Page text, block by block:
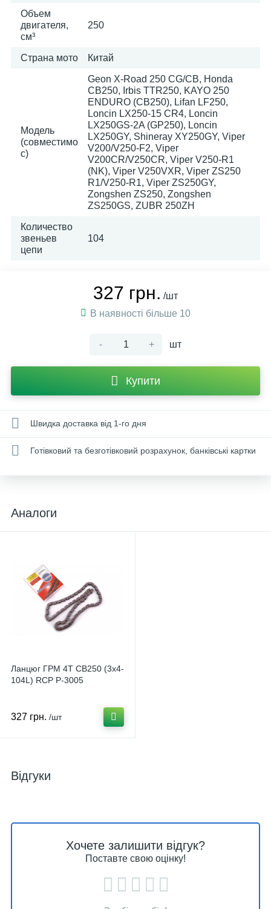
Объем
двигателя,
см³
250
Страна мото Китай
Модель
(совместимо
с)
Geon X-Road 250 CG/CB, Honda
CB250, Irbis TTR250, KAYO 250
ENDURO (CB250), Lifan LF250,
Loncin LX250-15 CR4, Loncin
LX250GS-2A (GP250), Loncin
LX250GY, Shineray XY250GY, Viper
V200/V250-F2, Viper
V200CR/V250CR, Viper V250-R1
(NK), Viper V250VXR, Viper ZS250
R1/V250-R1, Viper ZS250GY,
Zongshen ZS250, Zongshen
ZS250GS, ZUBR 250ZH
Количество
звеньев
цепи
104
327 грн. /шт
В наявності більше 10
- + шт
Купити
Швидка доставка від 1-го дня
Готівковий та безготівковий розрахунок, банківські картки
Аналоги
Ланцюг ГРМ 4T CB250 (3x4-
104L) RCP P-3005
327 грн. /шт
Відгуки
Хочете залишити відгук?
Поставте свою оцінку!